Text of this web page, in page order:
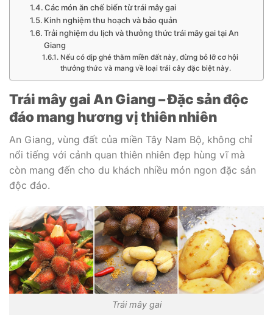
Các món ăn chế biến từ trái mây gai
Kinh nghiệm thu hoạch và bảo quản
Trải nghiệm du lịch và thưởng thức trái mây gai tại An
Giang
Nếu có dịp ghé thăm miền đất này, đừng bỏ lỡ cơ hội
thưởng thức và mang về loại trái cây đặc biệt này.
Trái mây gai An Giang – Đặc sản độc
đáo mang hương vị thiên nhiên
An Giang, vùng đất của miền Tây Nam Bộ, không chỉ
nổi tiếng với cảnh quan thiên nhiên đẹp hùng vĩ mà
còn mang đến cho du khách nhiều món ngon đặc sản
độc đáo.
Trái mây gai